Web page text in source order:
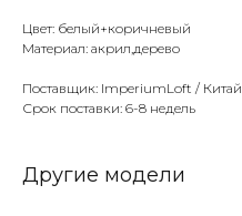
Цвет: белый+коричневый
Материал: акрил,дерево
Поставщик: ImperiumLoft / Китай
Срок поставки: 6-8 недель
Другие модели